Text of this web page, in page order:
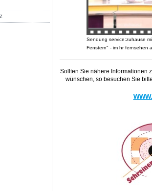
Sendung service:zuhause
Fenstern" - im hr fernsehen
Sollten Sie nähere Informationen
wünschen, so besuchen Sie